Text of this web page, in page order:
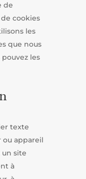
de
cookies
les
que nous
les
texte
appareil
un site
à